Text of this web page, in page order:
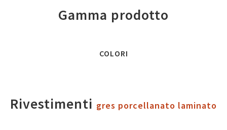
Gamma prodotto
COLORI
Rivestimenti gres porcellanato laminato